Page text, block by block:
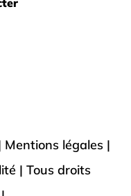
Mentions légales |
| Tous droits